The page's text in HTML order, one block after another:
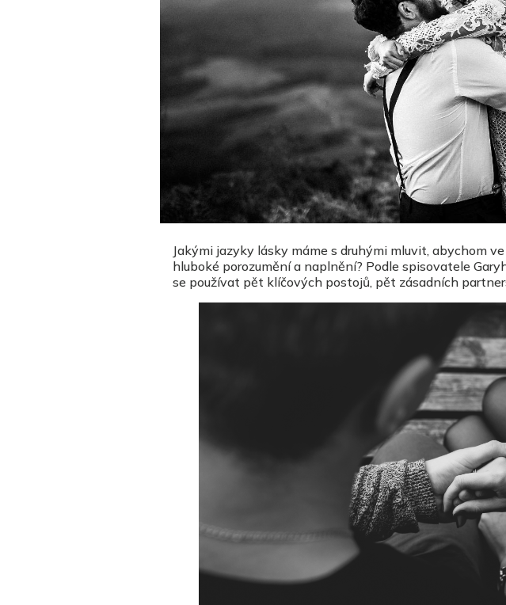
Jakými jazyky lásky máme s druhými mluvit, abychom
hluboké porozumění a naplnění? Podle spisovatele
se používat pět klíčových postojů, pět zásadních